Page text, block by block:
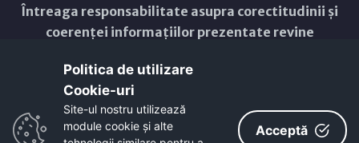
Întreaga responsabilitate asupra corectitudinii și
coerenței informațiilor prezentate revine
Copyright © 2021 - 2026 -
ResponsiveVoice
Non-Commercial License
Politica de utilizare
Cookie-uri‎
Site-ul nostru utilizează
module cookie și alte
Acceptă